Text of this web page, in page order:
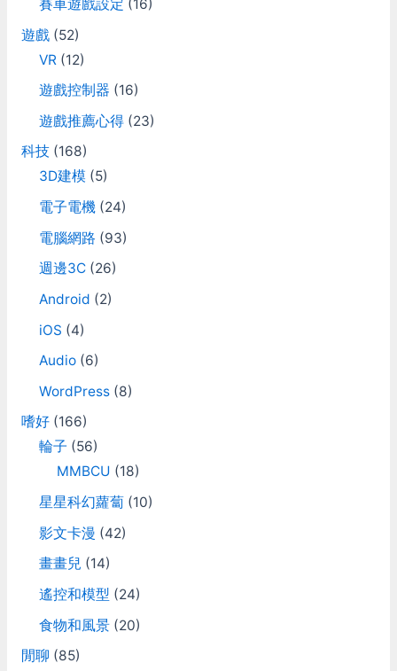
賽車遊戲設定 (16)
遊戲(52)
VR (12)
遊戲控制器 (16)
遊戲推薦心得(23)
科技(168)
3D建模 (5)
電子電機(24)
電腦網路 (93)
週邊3C(26)
Android (2)
iOS (4)
Audio(6)
WordPress(8)
嗜好(166)
輪子 (56)
MMBCU (18)
星星科幻蘿蔔(10)
影文卡漫 (42)
畫畫兒 (14)
遙控和模型 (24)
食物和風景(20)
閒聊 (85)